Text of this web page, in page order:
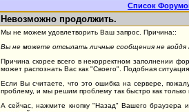
Список
Невозможно продолжить.
Мы не можем удовлетворить Ваш запрос. Причина::
Вы не можете отсылать личные сообщения не войдя
Причина скорее всего в некорректном заполнении
может распознать Вас как "Своего". Подобная
Если Вы считаете, что это ошибка на сервере,
проблему, и мы решим проблему так быстро как только
А сейчас, нажмите кнопку "Назад" Вашего браузера